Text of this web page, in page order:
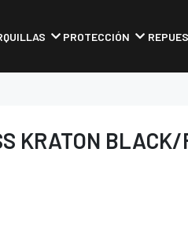
PROTECCIÓN
KRATON